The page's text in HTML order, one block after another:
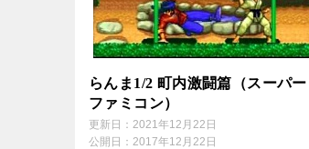
らんま1/2 町内激闘篇（スーパー
ファミコン）
更新日： 2021年12月22日
公開日： 2017年12月22日